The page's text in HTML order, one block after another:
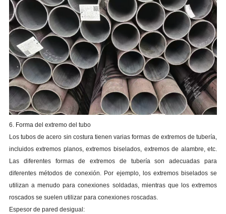
6. Forma del extremo del tubo
Los tubos de acero sin costura tienen varias formas de extremos de tubería,
incluidos extremos planos, extremos biselados, extremos de alambre, etc.
Las diferentes formas de extremos de tubería son adecuadas para
diferentes métodos de conexión. Por ejemplo, los extremos biselados se
utilizan a menudo para conexiones soldadas, mientras que los extremos
roscados se suelen utilizar para conexiones roscadas.
Espesor de pared desigual: